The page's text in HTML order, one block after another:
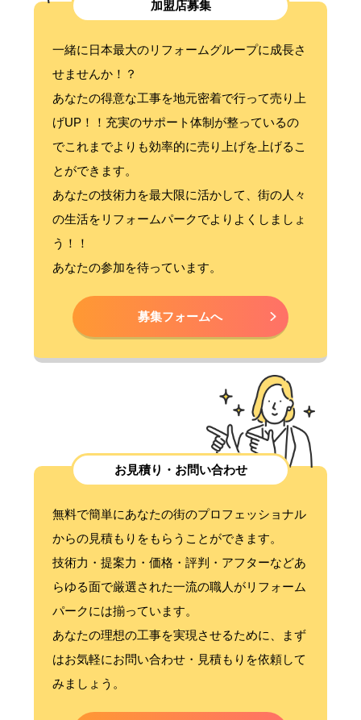
加盟店募集
一緒に日本最大のリフォームグループに成長さ
せませんか！？
あなたの得意な工事を地元密着で行って売り上
げUP！！充実のサポート体制が整っているの
でこれまでよりも効率的に売り上げを上げるこ
とができます。
あなたの技術力を最大限に活かして、街の人々
の生活をリフォームパークでよりよくしましょ
う！！
あなたの参加を待っています。
募集フォームへ
お見積り・お問い合わせ
無料で簡単にあなたの街のプロフェッショナル
からの見積もりをもらうことができます。
技術力・提案力・価格・評判・アフターなどあ
らゆる面で厳選された一流の職人がリフォーム
パークには揃っています。
あなたの理想の工事を実現させるために、まず
はお気軽にお問い合わせ・見積もりを依頼して
みましょう。